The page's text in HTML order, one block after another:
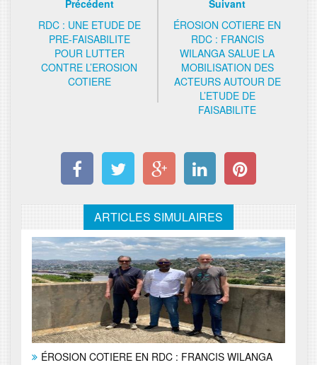
Précédent
RDC : UNE ETUDE DE
PRE-FAISABILITE
POUR LUTTER
CONTRE L’EROSION
COTIERE
Suivant
ÉROSION COTIERE EN
RDC : FRANCIS
WILANGA SALUE LA
MOBILISATION DES
ACTEURS AUTOUR DE
L’ETUDE DE
FAISABILITE
ARTICLES SIMULAIRES
ÉROSION COTIERE EN RDC : FRANCIS WILANGA